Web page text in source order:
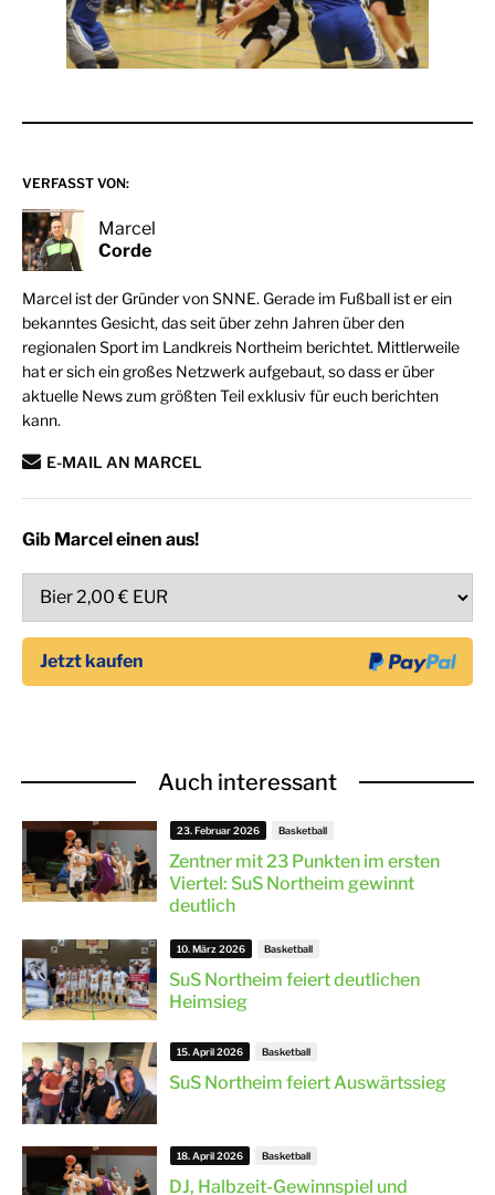
VERFASST VON:
Marcel
Corde
Marcel ist der Gründer von SNNE. Gerade im Fußball ist er ein
bekanntes Gesicht, das seit über zehn Jahren über den
regionalen Sport im Landkreis Northeim berichtet. Mittlerweile
hat er sich ein großes Netzwerk aufgebaut, so dass er über
aktuelle News zum größten Teil exklusiv für euch berichten
kann.
E-MAIL AN MARCEL
Gib Marcel einen aus!
Auch interessant
Zentner mit 23 Punkten im ersten
Viertel: SuS Northeim gewinnt
deutlich
23. Februar 2026 Basketball
SuS Northeim feiert deutlichen
Heimsieg
10. März 2026 Basketball
SuS Northeim feiert Auswärtssieg
15. April 2026 Basketball
DJ, Halbzeit-Gewinnspiel und
18. April 2026 Basketball